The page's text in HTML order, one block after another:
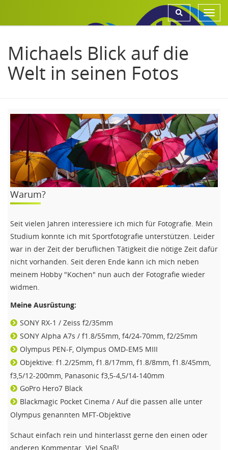
Michaels Blick auf die
Welt in seinen Fotos
Warum?
Seit vielen Jahren interessiere ich mich für Fotografie. Mein
Studium konnte ich mit Sportfotografie unterstützen. Leider
war in der Zeit der beruflichen Tätigkeit die nötige Zeit dafür
nicht vorhanden. Seit deren Ende kann ich mich neben
meinem Hobby "Kochen" nun auch der Fotografie wieder
widmen.
Meine Ausrüstung:
SONY RX-1 / Zeiss f2/35mm
SONY Alpha A7s / f1.8/55mm, f4/24-70mm, f2/25mm
Olympus PEN-F, Olympus OMD-EM5 MIII
Objektive: f1.2/25mm, f1.8/17mm, f1.8/8mm, f1.8/45mm,
f3,5/12-200mm, Panasonic f3,5-4,5/14-140mm
GoPro Hero7 Black
Blackmagic Pocket Cinema / Auf die passen alle unter
Olympus genannten MFT-Objektive
Schaut einfach rein und hinterlasst gerne den einen oder
anderen Kommentar. Viel Spaß!